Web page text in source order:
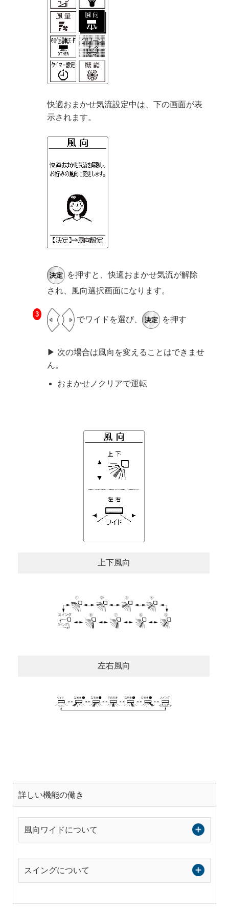
快適おまかせ気流設定中は、下の画面が表
示されます。
を押すと、快適おまかせ気流が解除
され、風向選択画面になります。
でワイドを選び、 を押す
▶ 次の場合は風向を変えることはできませ
ん。
おまかせノクリアで運転
上下風向
左右風向
詳しい機能の働き
風向ワイドについて
スイングについて